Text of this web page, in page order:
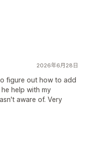
2026年6月28日
figure out how to add
help with my
aware of. Very